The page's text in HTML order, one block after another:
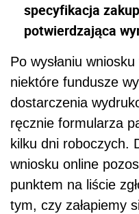
specyfikacja
potwierdzająca
Po wysłaniu
niektóre fundusze
dostarczenia
ręcznie formularza
kilku dni roboczych.
wniosku online
punktem na liście
tym, czy załapiemy